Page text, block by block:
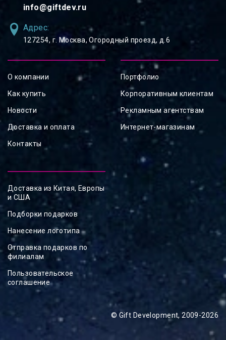
© Gift Development, 2009-2026
info@giftdev.ru
Адрес:
127254, ⁠г. Москва, Огородный проезд, д.6
О компании
Как купить
Новости
Доставка и оплата
Контакты
Портфолио
Корпоративным клиентам
Рекламным агентствам
Интернет-магазинам
Доставка из Китая, Европы
и США
Подборки подарков
Нанесение логотипа
Отправка подарков по
филиалам
Пользовательское
соглашение